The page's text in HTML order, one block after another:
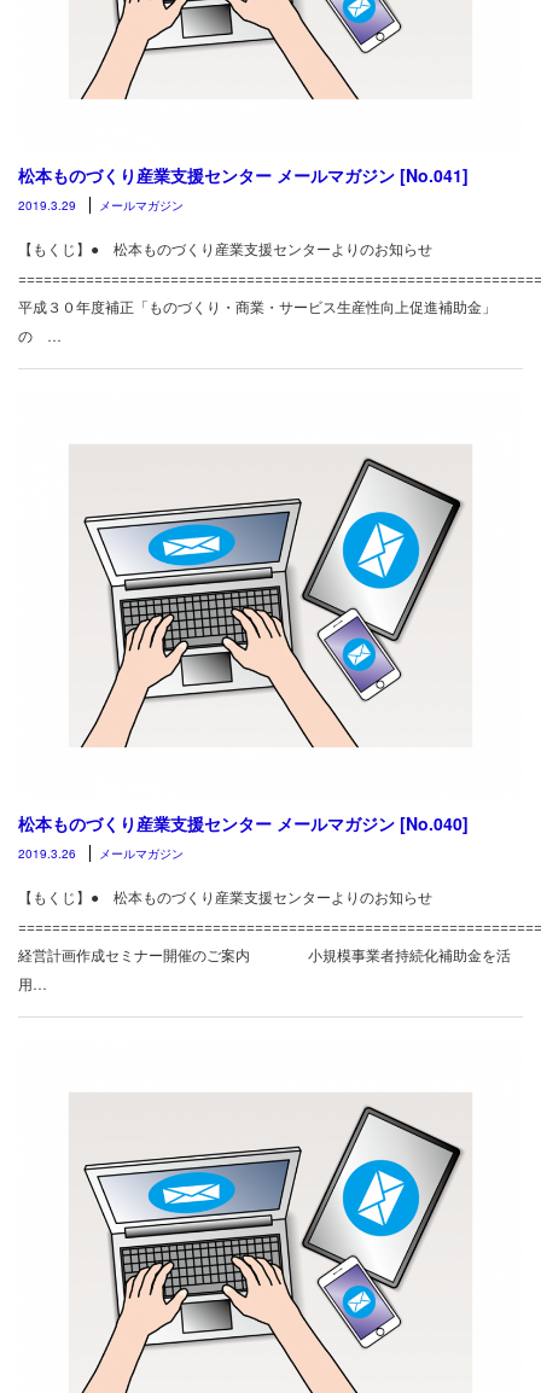
松本ものづくり産業支援センター メールマガジン [No.041]
2019.3.29 メールマガジン
【もくじ】● 松本ものづくり産業支援センターよりのお知らせ
平成３０年度補正「ものづくり・商業・サービス生産性向上促進補助金」
の …
松本ものづくり産業支援センター メールマガジン [No.040]
2019.3.26 メールマガジン
【もくじ】● 松本ものづくり産業支援センターよりのお知らせ
経営計画作成セミナー開催のご案内 小規模事業者持続化補助金を活
用…